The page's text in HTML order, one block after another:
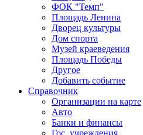
ФОК "Темп"
Площадь Ленина
Дворец культуры
Дом спорта
Музей краеведения
Площадь Победы
Другое
Добавить событие
Справочник
Организации на карте
Авто
Банки и финансы